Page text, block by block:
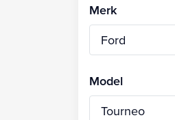
Merk
Model